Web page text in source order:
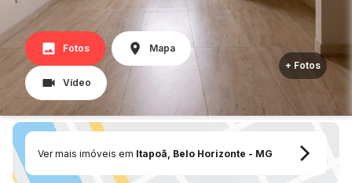
Fotos Mapa
Vídeo
+ Fotos
Ver mais imóveis em Itapoã, Belo Horizonte - MG